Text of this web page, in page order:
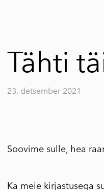
Tähti
23. detsember 2021
Soovime sulle, hea
Ka meie kirjastusega